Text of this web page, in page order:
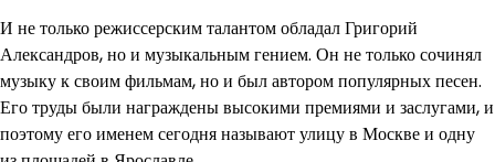
И не только режиссерским талантом обладал Григорий
Александров, но и музыкальным гением. Он не только сочинял
музыку к своим фильмам, но и был автором популярных песен.
Его труды были награждены высокими премиями и заслугами, и
поэтому его именем сегодня называют улицу в Москве и одну